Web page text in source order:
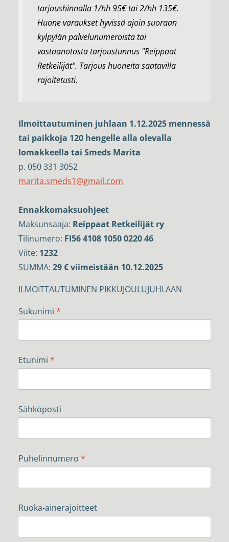
tarjoushinnalla 1/hh 95€ tai 2/hh 135€.
Huone varaukset hyvissä ajoin suoraan
kylpylän palvelunumeroista tai
vastaanotosta tarjoustunnus "Reippaat
Retkeilijät". Tarjous huoneita saatavilla
rajoitetusti.
Ilmoittautuminen juhlaan 1.12.2025 mennessä
tai paikkoja 120 hengelle alla olevalla
lomakkeella tai Smeds Marita
p. 050 331 3052
marita.smeds1@gmail.com
Ennakkomaksuohjeet
Maksunsaaja: Reippaat Retkeilijät ry
Tilinumero: FI56 4108 1050 0220 46
Viite: 1232
SUMMA: 29 € viimeistään 10.12.2025
ILMOITTAUTUMINEN PIKKUJOULUJUHLAAN
Sukunimi *
Etunimi *
Sähköposti
Puhelinnumero *
Ruoka-ainerajoitteet